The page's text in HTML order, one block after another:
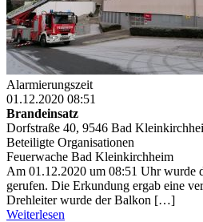
Alarmierungszeit
01.12.2020 08:51
Brandeinsatz
Dorfstraße 40, 9546 Bad
Beteiligte Organisationen
Feuerwache Bad Kleinkirchheim
Am 01.12.2020 um 08:51 Uhr wurde
gerufen. Die Erkundung ergab eine
Drehleiter wurde der Balkon […]
Weiterlesen